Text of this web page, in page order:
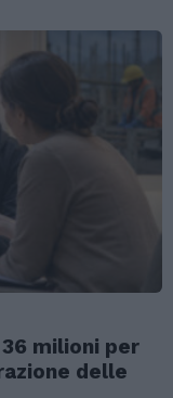
milioni per
delle